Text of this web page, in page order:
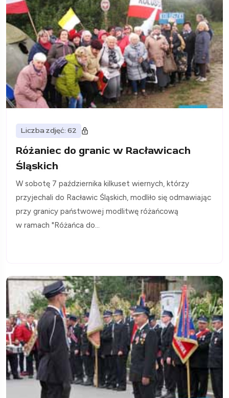
Liczba zdjęć: 62
Różaniec do granic w Racławicach
Śląskich
W sobotę 7 października kilkuset wiernych, którzy
przyjechali do Racławic Śląskich, modliło się odmawiając
przy granicy państwowej modlitwę różańcową
w ramach "Różańca do...